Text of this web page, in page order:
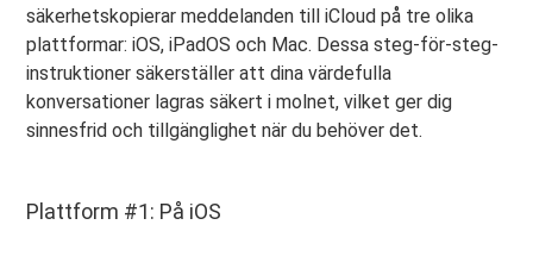
säkerhetskopierar meddelanden till iCloud på tre olika
plattformar: iOS, iPadOS och Mac. Dessa steg-för-steg-
instruktioner säkerställer att dina värdefulla
konversationer lagras säkert i molnet, vilket ger dig
sinnesfrid och tillgänglighet när du behöver det.
Plattform #1: På iOS